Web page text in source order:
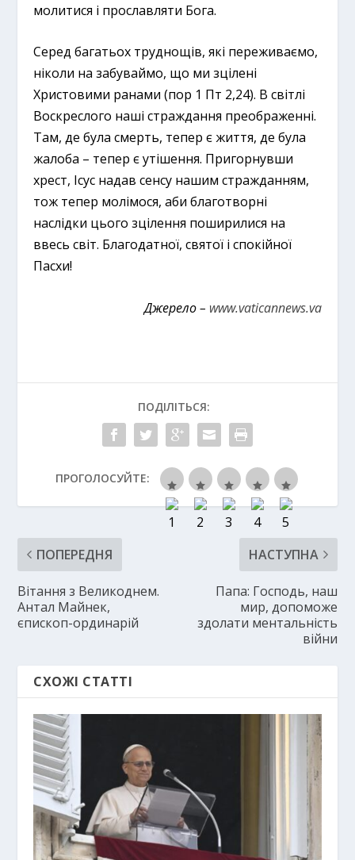
молитися і прославляти Бога.
Серед багатьох труднощів, які переживаємо,
ніколи на забуваймо, що ми зцілені
Христовими ранами (пор 1 Пт 2,24). В світлі
Воскреслого наші страждання преображенні.
Там, де була смерть, тепер є життя, де була
жалоба – тепер є утішення. Пригорнувши
хрест, Ісус надав сенсу нашим стражданням,
тож тепер молімося, аби благотворні
наслідки цього зцілення поширилися на
ввесь світ. Благодатної, святої і спокійної
Пасхи!
Джерело – www.vaticannews.va
ПОДІЛІТЬСЯ:
ПРОГОЛОСУЙТЕ:
ПОПЕРЕДНЯ
Вітання з Великоднем.
Антал Майнек,
єпископ-ординарій
НАСТУПНА
Папа: Господь, наш
мир, допоможе
здолати ментальність
війни
СХОЖІ СТАТТІ